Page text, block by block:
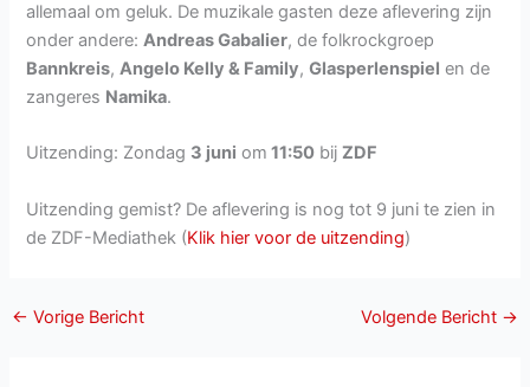
allemaal om geluk. De muzikale gasten deze aflevering zijn
onder andere:Andreas Gabalier, de folkrockgroep
Bannkreis,Angelo Kelly & Family,Glasperlenspiel en de
zangeres Namika.
Uitzending: Zondag 3 juni om 11:50 bijZDF
Uitzending gemist? De aflevering is nog tot 9 juni te zien in
de ZDF-Mediathek (Klik hier voor de uitzending)
← Vorige Bericht Volgende Bericht →